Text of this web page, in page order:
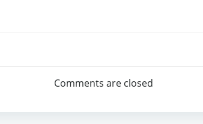
navigation
Comments are closed